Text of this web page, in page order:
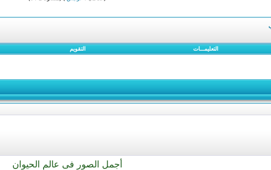
التعليمـــات التقويم
أجمل الصور فى عالم الحيوان